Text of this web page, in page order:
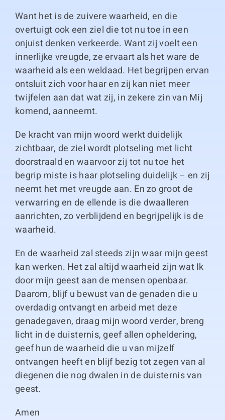
Want het is de zuivere waarheid, en die
overtuigt ook een ziel die tot nu toe in een
onjuist denken verkeerde. Want zij voelt een
innerlijke vreugde, ze ervaart als het ware de
waarheid als een weldaad. Het begrijpen ervan
ontsluit zich voor haar en zij kan niet meer
twijfelen aan dat wat zij, in zekere zin van Mij
komend, aanneemt.
De kracht van mijn woord werkt duidelijk
zichtbaar, de ziel wordt plotseling met licht
doorstraald en waarvoor zij tot nu toe het
begrip miste is haar plotseling duidelijk – en zij
neemt het met vreugde aan. En zo groot de
verwarring en de ellende is die dwaalleren
aanrichten, zo verblijdend en begrijpelijk is de
waarheid.
En de waarheid zal steeds zijn waar mijn geest
kan werken. Het zal altijd waarheid zijn wat Ik
door mijn geest aan de mensen openbaar.
Daarom, blijf u bewust van de genaden die u
overdadig ontvangt en arbeid met deze
genadegaven, draag mijn woord verder, breng
licht in de duisternis, geef allen opheldering,
geef hun de waarheid die u van mijzelf
ontvangen heeft en blijf bezig tot zegen van al
diegenen die nog dwalen in de duisternis van
geest.
Amen